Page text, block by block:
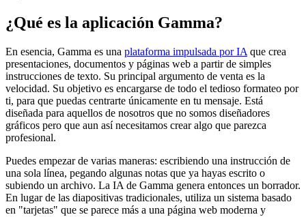
¿Qué es la aplicación Gamma?
En esencia, Gamma es una plataforma impulsada por IA que crea
presentaciones, documentos y páginas web a partir de simples
instrucciones de texto. Su principal argumento de venta es la
velocidad. Su objetivo es encargarse de todo el tedioso formateo por
ti, para que puedas centrarte únicamente en tu mensaje. Está
diseñada para aquellos de nosotros que no somos diseñadores
gráficos pero que aun así necesitamos crear algo que parezca
profesional.
Puedes empezar de varias maneras: escribiendo una instrucción de
una sola línea, pegando algunas notas que ya hayas escrito o
subiendo un archivo. La IA de Gamma genera entonces un borrador.
En lugar de las diapositivas tradicionales, utiliza un sistema basado
en "tarjetas" que se parece más a una página web moderna y